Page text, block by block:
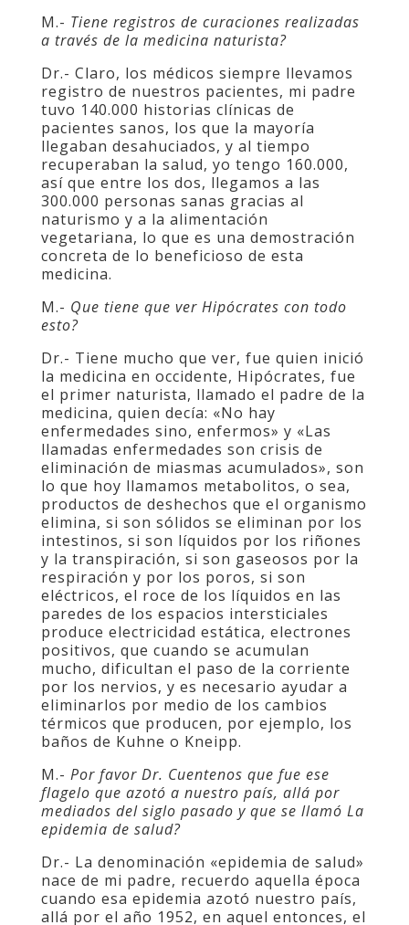
M.- Tiene registros de curaciones realizadas
a través de la medicina naturista?
Dr.- Claro, los médicos siempre llevamos
registro de nuestros pacientes, mi padre
tuvo 140.000 historias clínicas de
pacientes sanos, los que la mayoría
llegaban desahuciados, y al tiempo
recuperaban la salud, yo tengo 160.000,
así que entre los dos, llegamos a las
300.000 personas sanas gracias al
naturismo y a la alimentación
vegetariana, lo que es una demostración
concreta de lo beneficioso de esta
medicina.
M.- Que tiene que ver Hipócrates con todo
esto?
Dr.- Tiene mucho que ver, fue quien inició
la medicina en occidente, Hipócrates, fue
el primer naturista, llamado el padre de la
medicina, quien decía: «No hay
enfermedades sino, enfermos» y «Las
llamadas enfermedades son crisis de
eliminación de miasmas acumulados», son
lo que hoy llamamos metabolitos, o sea,
productos de deshechos que el organismo
elimina, si son sólidos se eliminan por los
intestinos, si son líquidos por los riñones
y la transpiración, si son gaseosos por la
respiración y por los poros, si son
eléctricos, el roce de los líquidos en las
paredes de los espacios intersticiales
produce electricidad estática, electrones
positivos, que cuando se acumulan
mucho, dificultan el paso de la corriente
por los nervios, y es necesario ayudar a
eliminarlos por medio de los cambios
térmicos que producen, por ejemplo, los
baños de Kuhne o Kneipp.
M.- Por favor Dr. Cuentenos que fue ese
flagelo que azotó a nuestro país, allá por
mediados del siglo pasado y que se llamó La
epidemia de salud?
Dr.- La denominación «epidemia de salud»
nace de mi padre, recuerdo aquella época
cuando esa epidemia azotó nuestro país,
allá por el año 1952, en aquel entonces, el